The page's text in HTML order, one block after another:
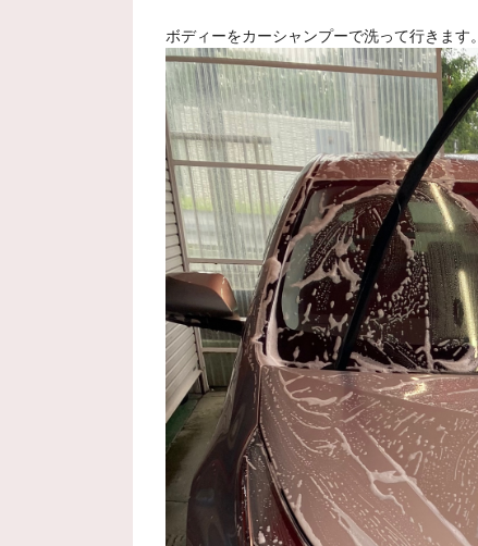
ボディーをカーシャンプーで洗って行きます。